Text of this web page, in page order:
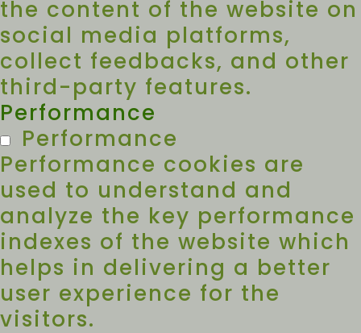
the content of the website on
social media platforms,
collect feedbacks, and other
third-party features.
Performance
Performance
Performance cookies are
used to understand and
analyze the key performance
indexes of the website which
helps in delivering a better
user experience for the
visitors.